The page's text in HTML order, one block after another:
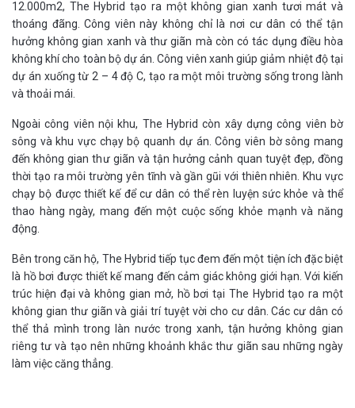
12.000m2, The Hybrid tạo ra một không gian xanh tươi mát và
thoáng đãng. Công viên này không chỉ là nơi cư dân có thể tận
hưởng không gian xanh và thư giãn mà còn có tác dụng điều hòa
không khí cho toàn bộ dự án. Công viên xanh giúp giảm nhiệt độ tại
dự án xuống từ 2 – 4 độ C, tạo ra một môi trường sống trong lành
và thoải mái.
Ngoài công viên nội khu, The Hybrid còn xây dựng công viên bờ
sông và khu vực chạy bộ quanh dự án. Công viên bờ sông mang
đến không gian thư giãn và tận hưởng cảnh quan tuyệt đẹp, đồng
thời tạo ra môi trường yên tĩnh và gần gũi với thiên nhiên. Khu vực
chạy bộ được thiết kế để cư dân có thể rèn luyện sức khỏe và thể
thao hàng ngày, mang đến một cuộc sống khỏe mạnh và năng
động.
Bên trong căn hộ, The Hybrid tiếp tục đem đến một tiện ích đặc biệt
là hồ bơi được thiết kế mang đến cảm giác không giới hạn. Với kiến
trúc hiện đại và không gian mở, hồ bơi tại The Hybrid tạo ra một
không gian thư giãn và giải trí tuyệt vời cho cư dân. Các cư dân có
thể thả mình trong làn nước trong xanh, tận hưởng không gian
riêng tư và tạo nên những khoảnh khắc thư giãn sau những ngày
làm việc căng thẳng.